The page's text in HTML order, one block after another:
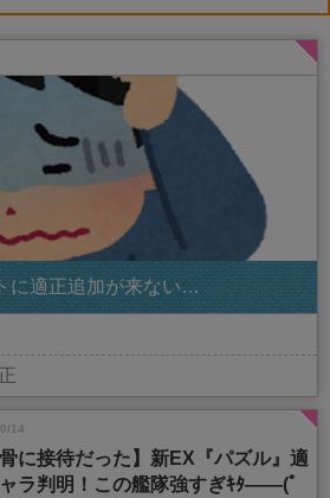
に適正追加が来ない…
14
骨に接待だった】新EX『パズル』適
ラ判明！この艦隊強すぎｷﾀ――(ﾟ